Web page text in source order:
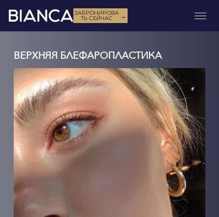
ЗАБРОНИРОВА
ТЬ СЕЙЧАС →
ВЕРХНЯЯ БЛЕФАРОПЛАСТИКА